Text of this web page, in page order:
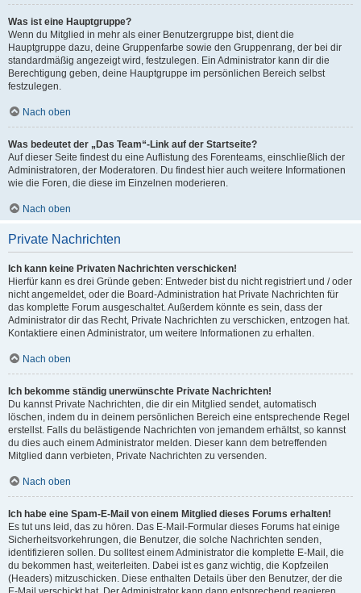
Was ist eine Hauptgruppe?
Wenn du Mitglied in mehr als einer Benutzergruppe bist, dient die
Hauptgruppe dazu, deine Gruppenfarbe sowie den Gruppenrang, der bei dir
standardmäßig angezeigt wird, festzulegen. Ein Administrator kann dir die
Berechtigung geben, deine Hauptgruppe im persönlichen Bereich selbst
festzulegen.
Nach oben
Was bedeutet der „Das Team“-Link auf der Startseite?
Auf dieser Seite findest du eine Auflistung des Forenteams, einschließlich der
Administratoren, der Moderatoren. Du findest hier auch weitere Informationen
wie die Foren, die diese im Einzelnen moderieren.
Nach oben
Private Nachrichten
Ich kann keine Privaten Nachrichten verschicken!
Hierfür kann es drei Gründe geben: Entweder bist du nicht registriert und / oder
nicht angemeldet, oder die Board-Administration hat Private Nachrichten für
das komplette Forum ausgeschaltet. Außerdem könnte es sein, dass der
Administrator dir das Recht, Private Nachrichten zu verschicken, entzogen hat.
Kontaktiere einen Administrator, um weitere Informationen zu erhalten.
Nach oben
Ich bekomme ständig unerwünschte Private Nachrichten!
Du kannst Private Nachrichten, die dir ein Mitglied sendet, automatisch
löschen, indem du in deinem persönlichen Bereich eine entsprechende Regel
erstellst. Falls du belästigende Nachrichten von jemandem erhältst, so kannst
du dies auch einem Administrator melden. Dieser kann dem betreffenden
Mitglied dann verbieten, Private Nachrichten zu versenden.
Nach oben
Ich habe eine Spam-E-Mail von einem Mitglied dieses Forums erhalten!
Es tut uns leid, das zu hören. Das E-Mail-Formular dieses Forums hat einige
Sicherheitsvorkehrungen, die Benutzer, die solche Nachrichten senden,
identifizieren sollen. Du solltest einem Administrator die komplette E-Mail, die
du bekommen hast, weiterleiten. Dabei ist es ganz wichtig, die Kopfzeilen
(Headers) mitzuschicken. Diese enthalten Details über den Benutzer, der die